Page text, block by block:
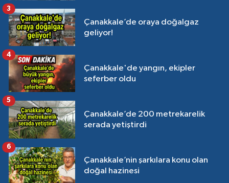
Çanakkale’de oraya doğalgaz
geliyor!
3
Çanakkale'de yangın, ekipler
seferber oldu
4
Çanakkale’de 200 metrekarelik
serada yetiştirdi
5
Çanakkale’nin şarkılara konu olan
doğal hazinesi
6